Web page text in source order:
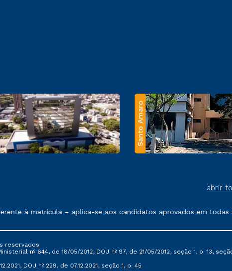
Santo Amaro
abrir
contrato de prestação de serviços.
à matrícula – aplica-se aos candidatos aprovados em
reservados.
nº 644, de 18/05/2012, DOU nº 97, de 21/05/2012, seção 1, p. 13,
DOU nº 229, de 07.12.2021, seção 1, p. 45